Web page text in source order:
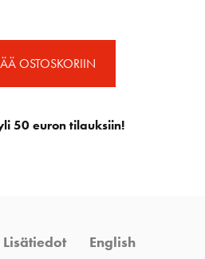
OSTOSKORIIN
50 euron tilauksiin!
Lisätiedot English